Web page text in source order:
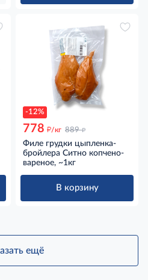
-12%
778 д/кг 889 д
Филе грудки цыпленка-
бройлера Ситно копчено-
вареное, ~1кг
В корзину
ещё